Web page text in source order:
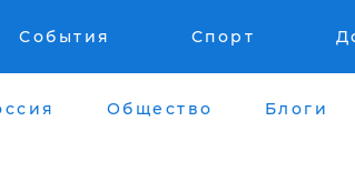
События Спорт
Общество Блоги